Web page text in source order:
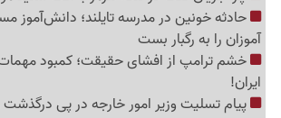
حادثه خونین در مدرسه تایلند؛ دانش‌آموز
آموزان را به رگبار بست
خشم ترامپ از افشای حقیقت؛ کمبود مهمات
ایران!
پیام تسلیت وزیر امور خارجه در پی درگذشت